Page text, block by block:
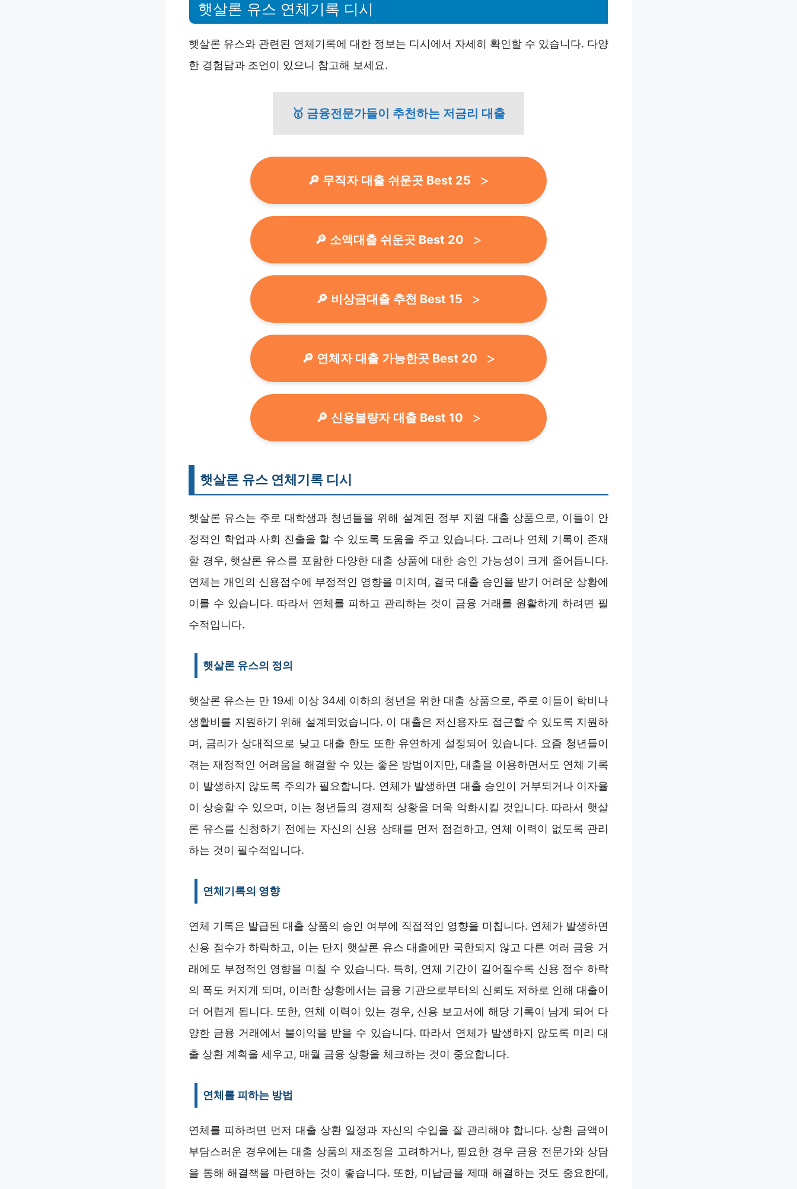
햇살론 유스 연체기록 디시
햇살론 유스와 관련된 연체기록에 대한 정보는 디시에서 자세히 확인할 수 있습니다. 다양
한 경험담과 조언이 있으니 참고해 보세요.
🥇 금융전문가들이 추천하는 저금리 대출
🔎 무직자 대출 쉬운곳 Best 25
🔎 소액대출 쉬운곳 Best 20
🔎 비상금대출 추천 Best 15
🔎 연체자 대출 가능한곳 Best 20
🔎 신용불량자 대출 Best 10
햇살론 유스 연체기록 디시
햇살론 유스는 주로 대학생과 청년들을 위해 설계된 정부 지원 대출 상품으로, 이들이 안
정적인 학업과 사회 진출을 할 수 있도록 도움을 주고 있습니다. 그러나 연체 기록이 존재
할 경우, 햇살론 유스를 포함한 다양한 대출 상품에 대한 승인 가능성이 크게 줄어듭니다.
연체는 개인의 신용점수에 부정적인 영향을 미치며, 결국 대출 승인을 받기 어려운 상황에
이를 수 있습니다. 따라서 연체를 피하고 관리하는 것이 금융 거래를 원활하게 하려면 필
수적입니다.
햇살론 유스의 정의
햇살론 유스는 만 19세 이상 34세 이하의 청년을 위한 대출 상품으로, 주로 이들이 학비나
생활비를 지원하기 위해 설계되었습니다. 이 대출은 저신용자도 접근할 수 있도록 지원하
며, 금리가 상대적으로 낮고 대출 한도 또한 유연하게 설정되어 있습니다. 요즘 청년들이
겪는 재정적인 어려움을 해결할 수 있는 좋은 방법이지만, 대출을 이용하면서도 연체 기록
이 발생하지 않도록 주의가 필요합니다. 연체가 발생하면 대출 승인이 거부되거나 이자율
이 상승할 수 있으며, 이는 청년들의 경제적 상황을 더욱 악화시킬 것입니다. 따라서 햇살
론 유스를 신청하기 전에는 자신의 신용 상태를 먼저 점검하고, 연체 이력이 없도록 관리
하는 것이 필수적입니다.
연체기록의 영향
연체 기록은 발급된 대출 상품의 승인 여부에 직접적인 영향을 미칩니다. 연체가 발생하면
신용 점수가 하락하고, 이는 단지 햇살론 유스 대출에만 국한되지 않고 다른 여러 금융 거
래에도 부정적인 영향을 미칠 수 있습니다. 특히, 연체 기간이 길어질수록 신용 점수 하락
의 폭도 커지게 되며, 이러한 상황에서는 금융 기관으로부터의 신뢰도 저하로 인해 대출이
더 어렵게 됩니다. 또한, 연체 이력이 있는 경우, 신용 보고서에 해당 기록이 남게 되어 다
양한 금융 거래에서 불이익을 받을 수 있습니다. 따라서 연체가 발생하지 않도록 미리 대
출 상환 계획을 세우고, 매월 금융 상황을 체크하는 것이 중요합니다.
연체를 피하는 방법
연체를 피하려면 먼저 대출 상환 일정과 자신의 수입을 잘 관리해야 합니다. 상환 금액이
부담스러운 경우에는 대출 상품의 재조정을 고려하거나, 필요한 경우 금융 전문가와 상담
을 통해 해결책을 마련하는 것이 좋습니다. 또한, 미납금을 제때 해결하는 것도 중요한데,